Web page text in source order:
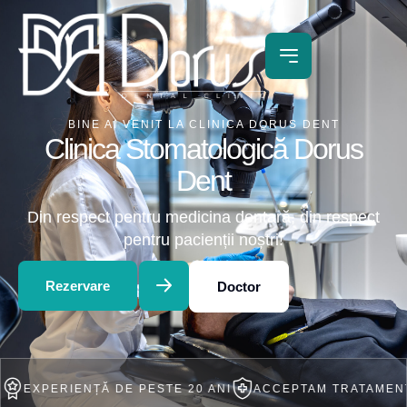
BINE AI VENIT LA CLINICA DORUS DENT
Clinica Stomatologică Dorus
Dent
Din respect pentru medicina dentară, din respect
pentru pacienții noștri!
Rezervare Doctor
DE PESTE 20 ANI ACCEPTAM TRATAMENT IN